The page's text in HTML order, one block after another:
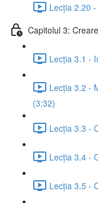
Lecția 2.20
Capitolul 3:
Lecția 3.1 -
Lecția 3.2 -
(3:32)
Lecția 3.3 -
Lecția 3.4 -
Lecția 3.5 -